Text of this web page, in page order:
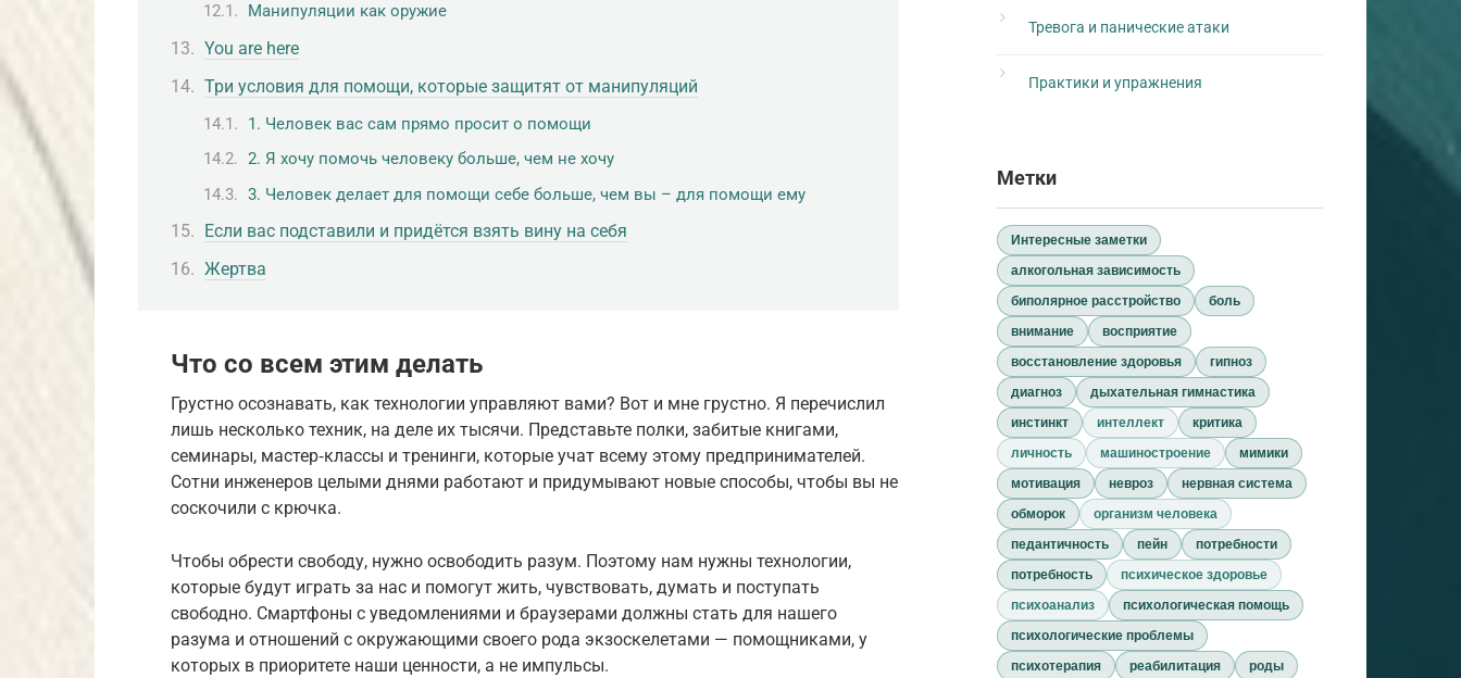
Манипуляции как оружие
You are here
Три условия для помощи, которые защитят от манипуляций
1. Человек вас сам прямо просит о помощи
2. Я хочу помочь человеку больше, чем не хочу
3. Человек делает для помощи себе больше, чем вы – для помощи ему
Если вас подставили и придётся взять вину на себя
Жертва
Что со всем этим делать
Грустно осознавать, как технологии управляют вами? Вот и мне грустно. Я перечислил
лишь несколько техник, на деле их тысячи. Представьте полки, забитые книгами,
семинары, мастер‑классы и тренинги, которые учат всему этому предпринимателей.
Сотни инженеров целыми днями работают и придумывают новые способы, чтобы вы не
соскочили с крючка.
Чтобы обрести свободу, нужно освободить разум. Поэтому нам нужны технологии,
которые будут играть за нас и помогут жить, чувствовать, думать и поступать
свободно. Смартфоны с уведомлениями и браузерами должны стать для нашего
разума и отношений с окружающими своего рода экзоскелетами — помощниками, у
которых в приоритете наши ценности, а не импульсы.
Тревога и панические атаки
Практики и упражнения
Метки
Интересные заметки
алкогольная зависимость
биполярное расстройство
боль
внимание
восприятие
восстановление здоровья
гипноз
диагноз
дыхательная гимнастика
инстинкт
интеллект
критика
личность
машиностроение
мимики
мотивация
невроз
нервная система
обморок
организм человека
педантичность
пейн
потребности
потребность
психическое здоровье
психоанализ
психологическая помощь
психологические проблемы
психотерапия
реабилитация
роды